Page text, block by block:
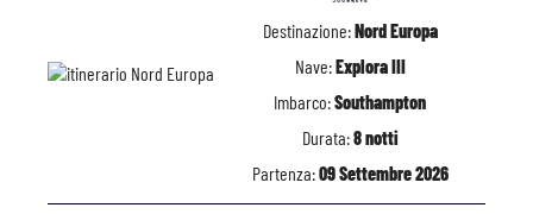
Destinazione:Nord Europa
Nave:Explora III
Imbarco:Southampton
Durata:8 notti
Partenza:09 Settembre 2026